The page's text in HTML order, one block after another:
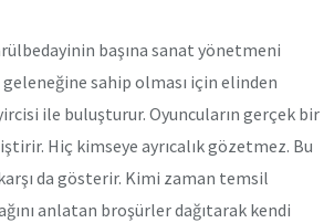
başına sanat yönetmeni
sahip olması için elinden
ile buluşturur. Oyuncuların gerçek bir
Hiç kimseye ayrıcalık gözetmez. Bu
da gösterir. Kimi zaman temsil
anlatan broşürler dağıtarak kendi